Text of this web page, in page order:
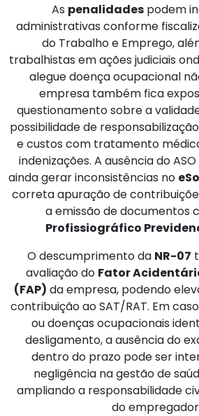
As penalidadespodem
administrativas conforme
do Trabalho e Emprego,
trabalhistas em ações judiciais
alegue doença ocupacional
empresa também fica
questionamento sobre a
possibilidade de
e custos com tratamento
indenizações. A ausência do
ainda gerar inconsistências no
correta apuração de
a emissão de documentos
Profissiográfico
O descumprimento da NR-07
avaliação do Fator
(FAP) da empresa, podendo
contribuição ao SAT/RAT. Em
ou doenças ocupacionais
desligamento, a ausência do
dentro do prazo pode ser
negligência na gestão de
ampliando a responsabilidade
do